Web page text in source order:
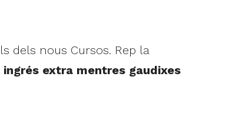
dels nous Cursos. Rep la
ingrés extra mentres gaudixes